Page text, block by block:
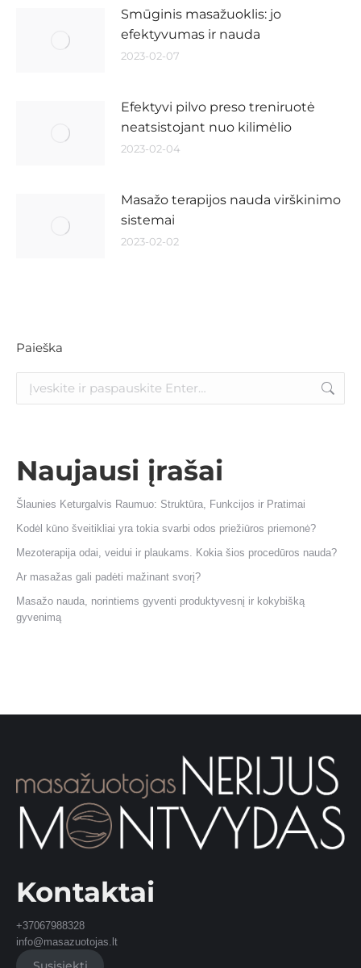
Smūginis masažuoklis: jo
efektyvumas ir nauda
2023-02-07
Efektyvi pilvo preso treniruotė
neatsistojant nuo kilimėlio
2023-02-04
Masažo terapijos nauda virškinimo
sistemai
2023-02-02
Paieška
Naujausi įrašai
Šlaunies Keturgalvis Raumuo: Struktūra, Funkcijos ir Pratimai
Kodėl kūno šveitikliai yra tokia svarbi odos priežiūros priemonė?
Mezoterapija odai, veidui ir plaukams. Kokia šios procedūros nauda?
Ar masažas gali padėti mažinant svorį?
Masažo nauda, norintiems gyventi produktyvesnį ir kokybišką
gyvenimą
Kontaktai
+37067988328
info@masazuotojas.lt